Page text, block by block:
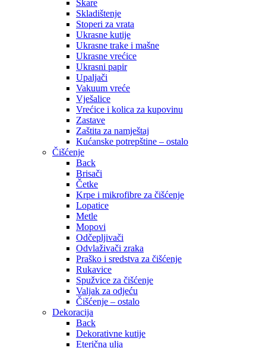
Škare
Skladištenje
Stoperi za vrata
Ukrasne kutije
Ukrasne trake i mašne
Ukrasne vrećice
Ukrasni papir
Upaljači
Vakuum vreće
Vješalice
Vrećice i kolica za kupovinu
Zastave
Zaštita za namještaj
Kućanske potrepštine – ostalo
Čišćenje
Back
Brisači
Četke
Krpe i mikrofibre za čišćenje
Lopatice
Metle
Mopovi
Odčepljivači
Odvlaživači zraka
Praško i sredstva za čišćenje
Rukavice
Spužvice za čišćenje
Valjak za odjeću
Čišćenje – ostalo
Dekoracija
Back
Dekorativne kutije
Eterična ulja